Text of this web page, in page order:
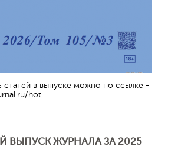
статей в выпуске можно по ссылке -
hot
ВЫПУСК ЖУРНАЛА ЗА 2025